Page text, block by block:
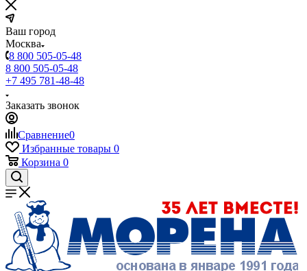
Ваш город
Москва
8 800 505-05-48
8 800 505-05-48
+7 495 781-48-48
Заказать звонок
Сравнение0
Избранные товары 0
Корзина 0